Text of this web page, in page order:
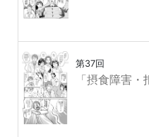
第37回
「摂食障害